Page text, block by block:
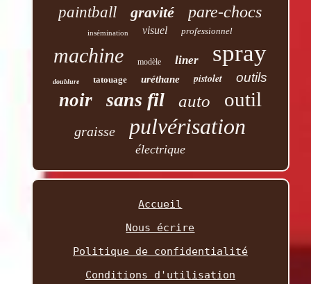
paintball gravité pare-chocs
insémination visuel professionnel
machine modèle liner spray
doublure tatouage uréthane pistolet outils
noir sans fil auto outil
graisse pulvérisation
électrique
Accueil
Nous écrire
Politique de confidentialité
Conditions d'utilisation